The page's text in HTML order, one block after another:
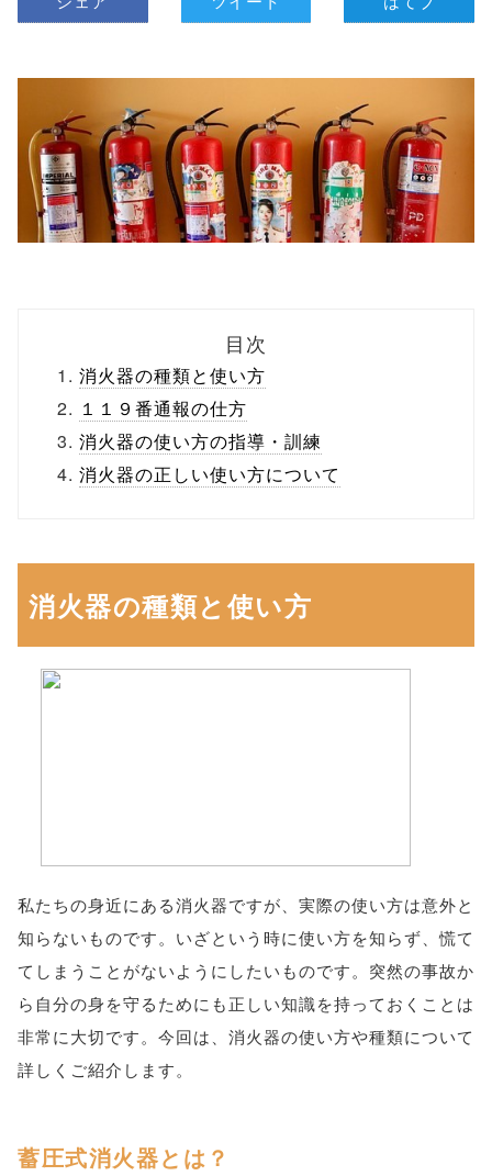
目次
消火器の種類と使い方
１１９番通報の仕方
消火器の使い方の指導・訓練
消火器の正しい使い方について
消火器の種類と使い方
私たちの身近にある消火器ですが、実際の使い方は意外と
知らないものです。いざという時に使い方を知らず、慌て
てしまうことがないようにしたいものです。突然の事故か
ら自分の身を守るためにも正しい知識を持っておくことは
非常に大切です。今回は、消火器の使い方や種類について
詳しくご紹介します。
蓄圧式消火器とは？